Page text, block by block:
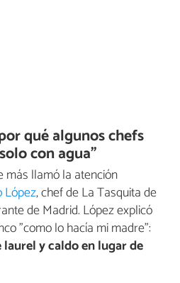
qué algunos chefs
con agua”
más llamó la atención
López, chef de La Tasquita de
de Madrid. López explicó
"como lo hacía mi madre":
y caldo en lugar de